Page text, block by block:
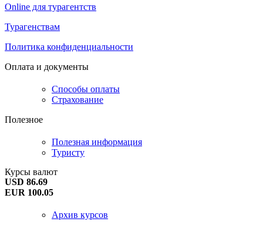
Online для турагентств
Турагенствам
Политика конфиденциальности
Оплата и документы
Способы оплаты
Страхование
Полезное
Полезная информация
Туристу
Курсы валют
USD 86.69
EUR 100.05
Архив курсов